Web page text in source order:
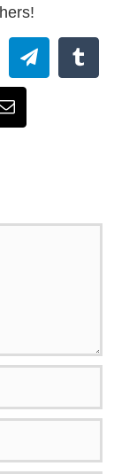
TelegramTumblr
Email